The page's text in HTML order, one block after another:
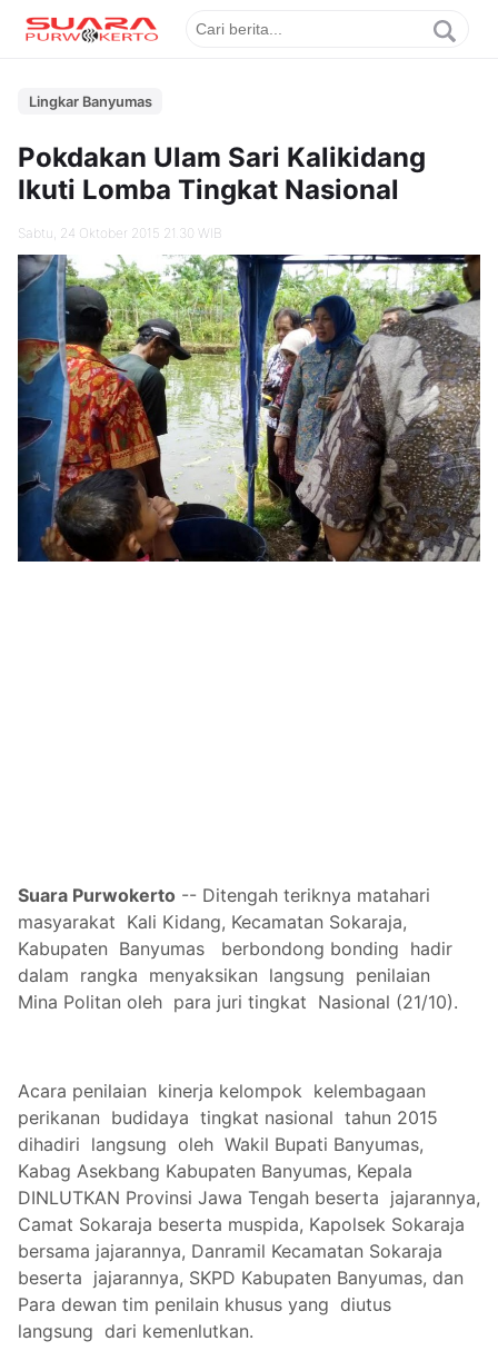
Lingkar Banyumas
Pokdakan Ulam Sari Kalikidang
Ikuti Lomba Tingkat Nasional
Sabtu, 24 Oktober 2015 21.30 WIB
Suara Purwokerto -- Ditengah teriknya matahari
masyarakat Kali Kidang, Kecamatan Sokaraja,
Kabupaten Banyumas berbondong bonding hadir
dalam rangka menyaksikan langsung penilaian
Mina Politan oleh para juri tingkat Nasional (21/10).
Acara penilaian kinerja kelompok kelembagaan
perikanan budidaya tingkat nasional tahun 2015
dihadiri langsung oleh Wakil Bupati Banyumas,
Kabag Asekbang Kabupaten Banyumas, Kepala
DINLUTKAN Provinsi Jawa Tengah beserta jajarannya,
Camat Sokaraja beserta muspida, Kapolsek Sokaraja
bersama jajarannya, Danramil Kecamatan Sokaraja
beserta jajarannya, SKPD Kabupaten Banyumas, dan
Para dewan tim penilain khusus yang diutus
langsung dari kemenlutkan.